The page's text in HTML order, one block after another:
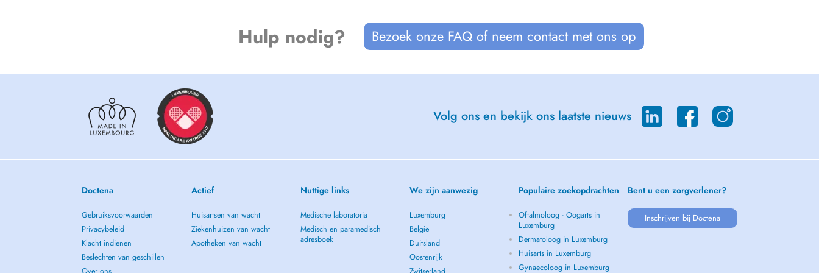
Hulp nodig? Bezoek onze FAQ of neem contact met ons op
Volg ons en bekijk ons laatste nieuws
Doctena
Gebruiksvoorwaarden
Privacybeleid
Klacht indienen
Beslechten van geschillen
Actief
Huisartsen van wacht
Ziekenhuizen van wacht
Apotheken van wacht
Nuttige links
Medische laboratoria
Medisch en paramedisch
adresboek
We zijn aanwezig
Luxemburg
België
Duitsland
Oostenrijk
Populaire zoekopdrachten
Oftalmoloog - Oogarts in
Luxemburg
Dermatoloog in Luxemburg
Huisarts in Luxemburg
Gynaecoloog in Luxemburg
Bent u een zorgverlener?
Inschrijven bij Doctena